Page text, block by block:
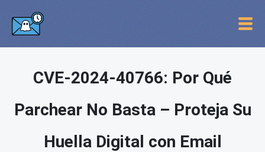
CVE-2024-40766: Por Qué
Parchear No Basta – Proteja Su
Huella Digital con Email